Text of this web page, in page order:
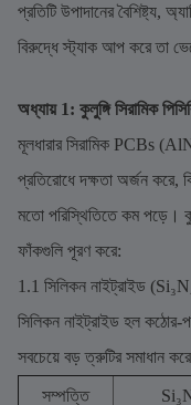
প্রতিটি উপাদানের বৈশিষ্ট্য,
বিরুদ্ধে স্ট্যাক আপ করে তা
অধ্যায় 1: কুলুঙ্গি সিরামিক
মূলধারার সিরামিক PCBs
প্রতিরোধে দক্ষতা অর্জন করে,
মতো পরিস্থিতিতে কম পড়ে।
ফাঁকগুলি পূরণ করে:
1.1 সিলিকন নাইট্রাইড
সিলিকন নাইট্রাইড হল কঠোর-
সবচেয়ে বড় ত্রুটির সমাধান
সম্পত্তি